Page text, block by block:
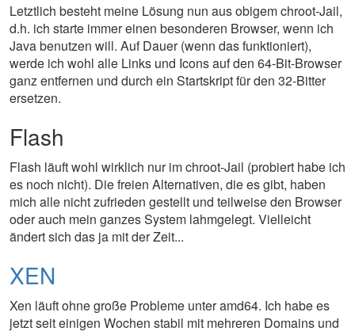
Letztlich besteht meine Lösung nun aus obigem chroot-Jail,
d.h. ich starte immer einen besonderen Browser, wenn ich
Java benutzen will. Auf Dauer (wenn das funktioniert),
werde ich wohl alle Links und Icons auf den 64-Bit-Browser
ganz entfernen und durch ein Startskript für den 32-Bitter
ersetzen.
Flash
Flash läuft wohl wirklich nur im chroot-Jail (probiert habe ich
es noch nicht). Die freien Alternativen, die es gibt, haben
mich alle nicht zufrieden gestellt und teilweise den Browser
oder auch mein ganzes System lahmgelegt. Vielleicht
ändert sich das ja mit der Zeit...
XEN
Xen läuft ohne große Probleme unter amd64. Ich habe es
jetzt seit einigen Wochen stabil mit mehreren Domains und